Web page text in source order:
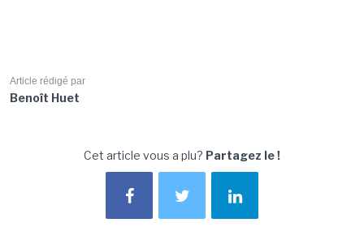
Article rédigé par
Benoît Huet
Cet article vous a plu? Partagez le !